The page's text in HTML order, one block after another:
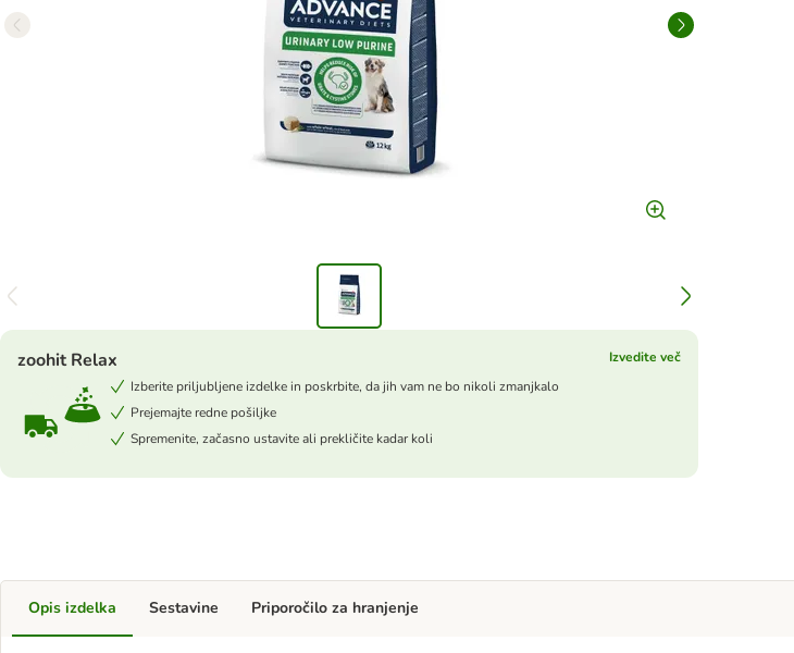
zoohit Relax
Izvedite več
Izberite priljubljene izdelke in poskrbite, da jih vam ne bo nikoli zmanjkalo
Prejemajte redne pošiljke
Spremenite, začasno ustavite ali prekličite kadar koli
Opis izdelka Sestavine Priporočilo za hranjenje